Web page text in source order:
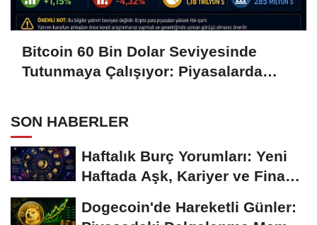
Bitcoin 60 Bin Dolar Seviyesinde
Tutunmaya Çalışıyor: Piyasalarda
SON HABERLER
Haftalık Burç Yorumları: Yeni
Haftada Aşk, Kariyer ve Finans
Dogecoin'de Hareketli Günler: